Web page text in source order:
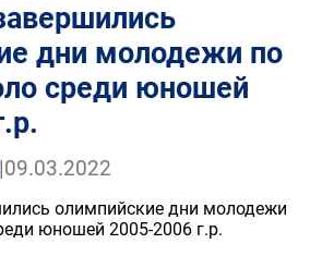
дни молодежи по
среди юношей
|09.03.2022
олимпийские дни молодежи
юношей 2005-2006 г.р.